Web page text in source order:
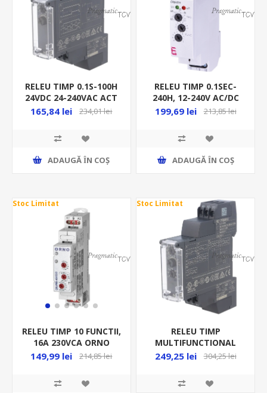
RELEU TIMP 0.1S-100H
24VDC 24-240VAC ACT
RE17RAMU
165,84 lei 234,01 lei
ADAUGĂ ȊN COŞ
RELEU TIMP 0.1SEC-
240H, 12-240V AC/DC
16A, 1CO, CRM-91H UNI
199,69 lei 213,85 lei
ADAUGĂ ȊN COŞ
Stoc Limitat
RELEU TIMP 10 FUNCTII,
16A 230VCA ORNO
149,99 lei 214,85 lei
Stoc Limitat
RELEU TIMP
MULTIFUNCTIONAL
24VAC/DC-240VAC
249,25 lei 304,25 lei